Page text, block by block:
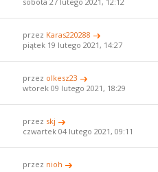
przez Karas220288
piątek 19 lutego 2021, 14:27
przez olkesz23
wtorek 09 lutego 2021, 18:29
przez skj
czwartek 04 lutego 2021, 09:11
przez nioh